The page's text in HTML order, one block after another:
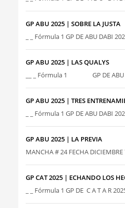
GP ABU 2025 | SOBRE LA JUSTA
_ _ Fórmula 1 GP DE ABU DABI
GP ABU 2025 | LAS QUALYS
__ _ Fórmula 1 GP DE ABU
GP ABU 2025 | TRES
_ _ Fórmula 1 GP DE ABU DABI
GP ABU 2025 | LA PREVIA
MANCHA # 24 FECHA
GP CAT 2025 | ECHANDO LOS
_ _ Fórmula 1 GP DE C A T A R